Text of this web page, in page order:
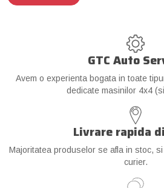
GTC Auto
Avem o experienta bogata in toate
dedicate masinilor 4x4
Livrare rapida
Majoritatea produselor se afla in stoc,
curier.